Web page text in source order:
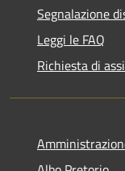
Segnalazione
Leggi le FAQ
Richiesta di